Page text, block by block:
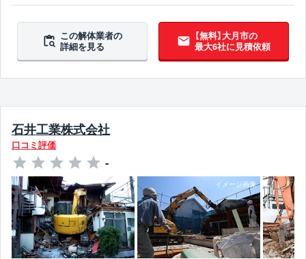
この解体業者の
詳細を見る
【無料】大月市の
最大6社に見積依頼
石井工業株式会社
口コミ評価
-